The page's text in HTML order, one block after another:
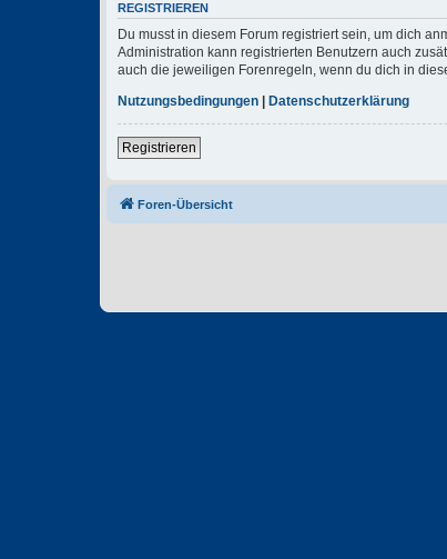
REGISTRIEREN
Du musst in diesem Forum registriert sein, um dich
Administration kann registrierten Benutzern auch
auch die jeweiligen Forenregeln, wenn du dich in
Nutzungsbedingungen | Datenschutzerklärung
Registrieren
Foren-Übersicht